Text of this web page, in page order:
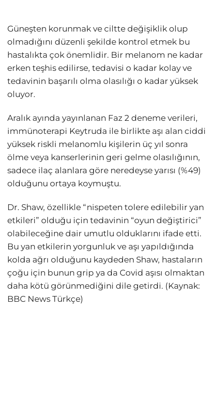
Güneşten korunmak ve ciltte değişiklik olup
olmadığını düzenli şekilde kontrol etmek bu
hastalıkta çok önemlidir. Bir melanom ne kadar
erken teşhis edilirse, tedavisi o kadar kolay ve
tedavinin başarılı olma olasılığı o kadar yüksek
oluyor.
Aralık ayında yayınlanan Faz 2 deneme verileri,
immünoterapi Keytruda ile birlikte aşı alan ciddi
yüksek riskli melanomlu kişilerin üç yıl sonra
ölme veya kanserlerinin geri gelme olasılığının,
sadece ilaç alanlara göre neredeyse yarısı (%49)
olduğunu ortaya koymuştu.
Dr. Shaw, özellikle “nispeten tolere edilebilir yan
etkileri” olduğu için tedavinin “oyun değiştirici”
olabileceğine dair umutlu olduklarını ifade etti.
Bu yan etkilerin yorgunluk ve aşı yapıldığında
kolda ağrı olduğunu kaydeden Shaw, hastaların
çoğu için bunun grip ya da Covid aşısı olmaktan
daha kötü görünmediğini dile getirdi. (Kaynak:
BBC News Türkçe)